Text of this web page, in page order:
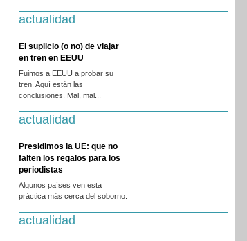
actualidad
El suplicio (o no) de viajar
en tren en EEUU
Fuimos a EEUU a probar su
tren. Aquí están las
conclusiones. Mal, mal...
actualidad
Presidimos la UE: que no
falten los regalos para los
periodistas
Algunos países ven esta
práctica más cerca del soborno.
actualidad